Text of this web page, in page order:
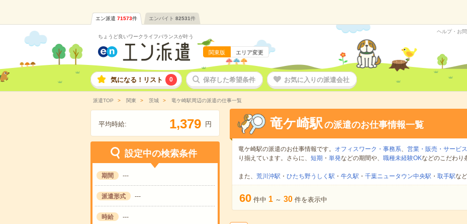
エン派遣 71573件 エンバイト 82531件
ちょうど良いワークライフバランスが叶う
関東版 エリア変更
ヘルプ・お
気になる！リスト 0 保存した希望条件 お気に入りの派遣会社
派遣TOP 関東 茨城 竜ケ崎駅周辺の派遣の仕事一覧
平均時給: 1,379 円
設定中の検索条件
期間 ---
派遣形式 ---
時給 ---
竜ケ崎駅の派遣のお仕事情報一覧
竜ケ崎駅の派遣のお仕事情報です。 オフィスワーク・事務系、 営業・販売・サービ
り揃えています。さらに、 短期 ・ 単発などの期間や、 職種未経験OKなどのこだわり
また、 荒川沖駅 ・ ひたち野うしく駅 ・ 牛久駅 ・ 千葉ニュータウン中央駅 ・ 取手駅な
60 件中 1 ～ 30 件を表示中